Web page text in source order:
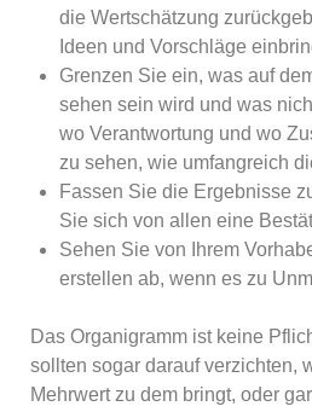
die Wertschätzung
Ideen und Vorschläge
Grenzen Sie ein, was auf
sehen sein wird und was
wo Verantwortung und wo
zu sehen, wie umfangreich
Fassen Sie die Ergebnisse
Sie sich von allen eine
Sehen Sie von Ihrem
erstellen ab, wenn es zu
Das Organigramm ist keine
sollten sogar darauf verzichten,
Mehrwert zu dem bringt, oder